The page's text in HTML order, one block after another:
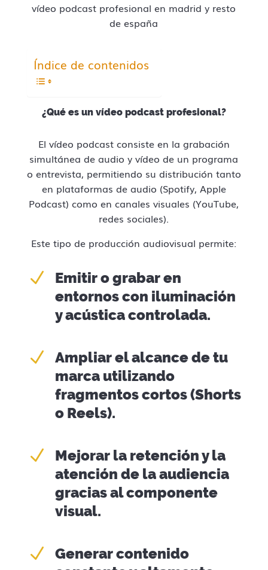
vídeo podcast profesional en madrid y resto
de españa
Índice de contenidos
¿Qué es un vídeo podcast profesional?
El vídeo podcast consiste en la grabación
simultánea de audio y vídeo de un programa
o entrevista, permitiendo su distribución tanto
en plataformas de audio (Spotify, Apple
Podcast) como en canales visuales (YouTube,
redes sociales).
Este tipo de producción audiovisual permite:
N
Emitir o grabar en
entornos con iluminación
y acústica controlada.
N
Ampliar el alcance de tu
marca utilizando
fragmentos cortos (Shorts
o Reels).
N
Mejorar la retención y la
atención de la audiencia
gracias al componente
visual.
N
Generar contenido